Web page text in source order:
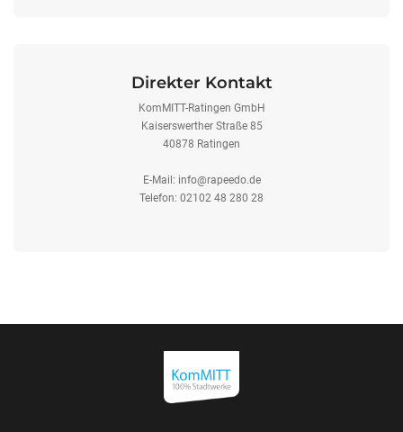
Direkter Kontakt
KomMITT-Ratingen GmbH
Kaiserswerther Straße 85
40878 Ratingen
E-Mail: info@rapeedo.de
Telefon: 02102 48 280 28